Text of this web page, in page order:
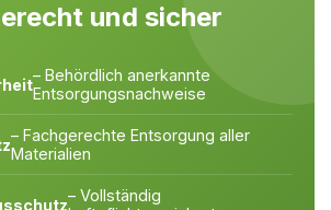
und sicher
– Behördlich anerkannte
Entsorgungsnachweise
– Fachgerechte Entsorgung aller
Materialien
– Vollständig